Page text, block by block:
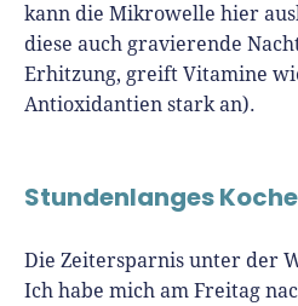
kann die Mikrowelle hier
diese auch gravierende
Erhitzung, greift Vitamine
Antioxidantien stark an).
Stundenlanges
Die Zeitersparnis unter der
Ich habe mich am Freitag